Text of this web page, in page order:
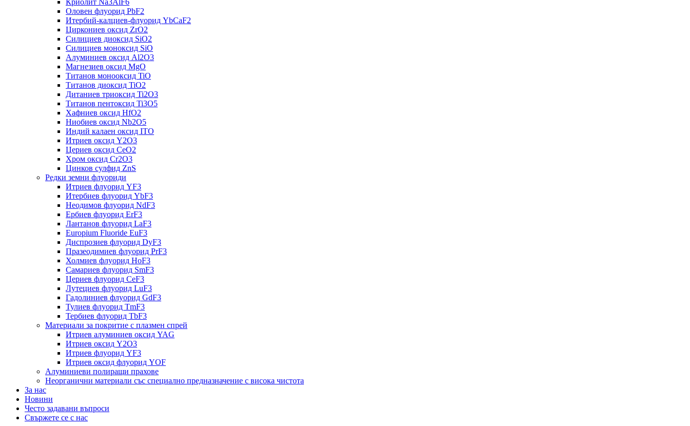
Криолит Na3AlF6
Оловен флуорид PbF2
Итербий-калциев-флуорид YbCaF2
Циркониев оксид ZrO2
Силициев диоксид SiO2
Силициев моноксид SiO
Алуминиев оксид Al2O3
Магнезиев оксид MgO
Титанов монооксид TiO
Титанов диоксид TiO2
Дитаниев триоксид Ti2O3
Титанов пентоксид Ti3O5
Хафниев оксид HfO2
Ниобиев оксид Nb2O5
Индий калаен оксид ITO
Итриев оксид Y2O3
Цериев оксид CeO2
Хром оксид Cr2O3
Цинков сулфид ZnS
Редки земни флуориди
Итриев флуорид YF3
Итербиев флуорид YbF3
Неодимов флуорид NdF3
Ербиев флуорид ErF3
Лантанов флуорид LaF3
Europium Fluoride EuF3
Диспрозиев флуорид DyF3
Празеодимиев флуорид PrF3
Холмиев флуорид HoF3
Самариев флуорид SmF3
Цериев флуорид CeF3
Лутециев флуорид LuF3
Гадолиниев флуорид GdF3
Тулиев флуорид TmF3
Тербиев флуорид TbF3
Материали за покритие с плазмен спрей
Итриев алуминиев оксид YAG
Итриев оксид Y2O3
Итриев флуорид YF3
Итриев оксид флуорид YOF
Алуминиеви полиращи прахове
Неорганични материали със специално предназначение с висока чистота
За нас
Новини
Често задавани въпроси
Свържете се с нас